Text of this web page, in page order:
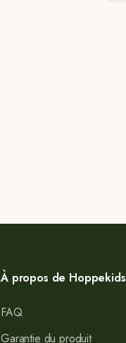
À propos de Hoppekids
FAQ
Garantie du produit